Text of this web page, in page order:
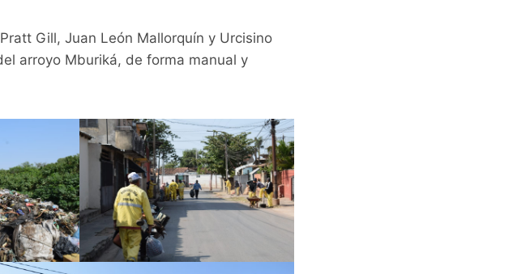
Gill, Juan León Mallorquín y Urcisino
arroyo Mburiká, de forma manual y